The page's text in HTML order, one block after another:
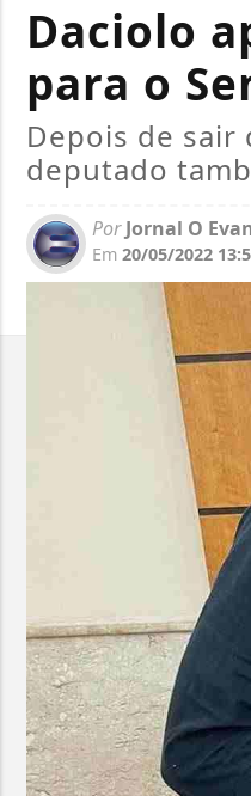
Daciolo
para o
Depois de sair
deputado
PorJornal O
Em 20/05/2022